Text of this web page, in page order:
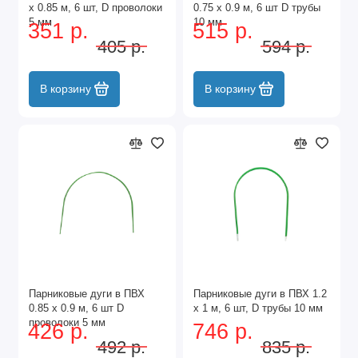
х 0.85 м, 6 шт, D проволоки
5 мм
351 р.
405 р.
В корзину
0.75 х 0.9 м, 6 шт D трубы
10 мм
515 р.
594 р.
В корзину
Парниковые дуги в ПВХ
0.85 х 0.9 м, 6 шт D
проволоки 5 мм
426 р.
492 р.
Парниковые дуги в ПВХ 1.2
х 1 м, 6 шт, D трубы 10 мм
746 р.
835 р.